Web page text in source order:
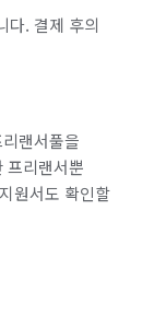
다. 결제 후의
랜서풀을
프리랜서뿐
원서도 확인할